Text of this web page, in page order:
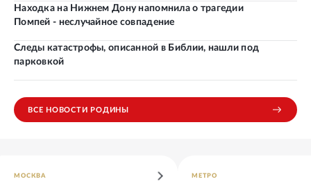
Находка на Нижнем Дону напомнила о трагедии
Помпей - неслучайное совпадение
Следы катастрофы, описанной в Библии, нашли под
парковкой
ВСЕ НОВОСТИ РОДИНЫ
МОСКВА МЕТРО